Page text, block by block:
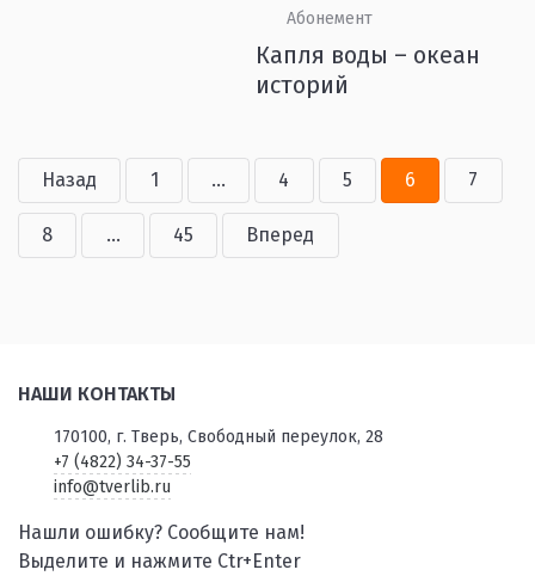
Абонемент
Капля воды – океан
историй
Назад 1 ... 4 5 6 7
8 ... 45 Вперед
НАШИ КОНТАКТЫ
170100, г. Тверь, Свободный переулок, 28
+7 (4822) 34-37-55
info@tverlib.ru
Нашли ошибку? Сообщите нам!
Выделите и нажмите Ctr+Enter